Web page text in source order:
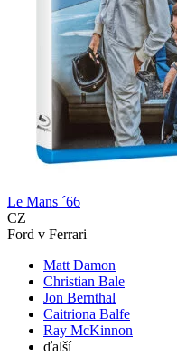
Le Mans ´66
CZ
Ford v Ferrari
Matt Damon
Christian Bale
Jon Bernthal
Caitriona Balfe
Ray McKinnon
ďalší